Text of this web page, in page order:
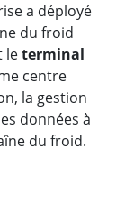
a déployé
du froid
leterminal
centre
la gestion
données à
du froid.